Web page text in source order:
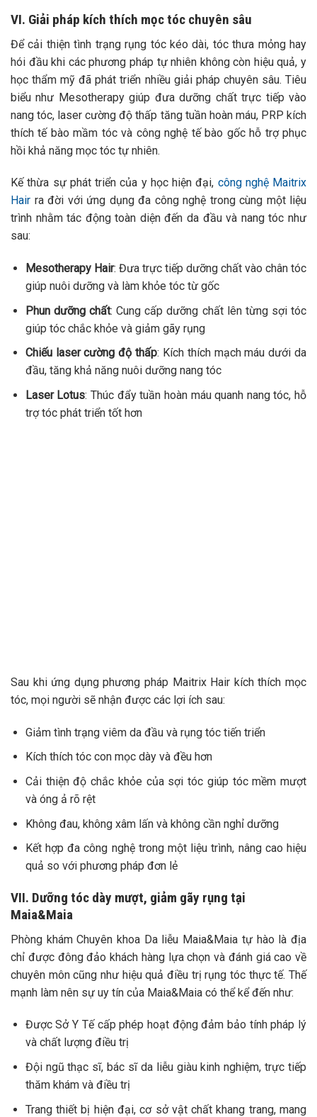
VI. Giải pháp kích thích mọc tóc chuyên sâu
Để cải thiện tình trạng rụng tóc kéo dài, tóc thưa mỏng hay
hói đầu khi các phương pháp tự nhiên không còn hiệu quả, y
học thẩm mỹ đã phát triển nhiều giải pháp chuyên sâu. Tiêu
biểu như Mesotherapy giúp đưa dưỡng chất trực tiếp vào
nang tóc, laser cường độ thấp tăng tuần hoàn máu, PRP kích
thích tế bào mầm tóc và công nghệ tế bào gốc hỗ trợ phục
hồi khả năng mọc tóc tự nhiên.
Kế thừa sự phát triển của y học hiện đại, công nghệ Maitrix
Hair ra đời với ứng dụng đa công nghệ trong cùng một liệu
trình nhằm tác động toàn diện đến da đầu và nang tóc như
sau:
Mesotherapy Hair: Đưa trực tiếp dưỡng chất vào chân tóc
giúp nuôi dưỡng và làm khỏe tóc từ gốc
Phun dưỡng chất: Cung cấp dưỡng chất lên từng sợi tóc
giúp tóc chắc khỏe và giảm gãy rụng
Chiếu laser cường độ thấp: Kích thích mạch máu dưới da
đầu, tăng khả năng nuôi dưỡng nang tóc
Laser Lotus: Thúc đẩy tuần hoàn máu quanh nang tóc, hỗ
trợ tóc phát triển tốt hơn
Sau khi ứng dụng phương pháp Maitrix Hair kích thích mọc
tóc, mọi người sẽ nhận được các lợi ích sau:
Giảm tình trạng viêm da đầu và rụng tóc tiến triển
Kích thích tóc con mọc dày và đều hơn
Cải thiện độ chắc khỏe của sợi tóc giúp tóc mềm mượt
và óng ả rõ rệt
Không đau, không xâm lấn và không cần nghỉ dưỡng
Kết hợp đa công nghệ trong một liệu trình, nâng cao hiệu
quả so với phương pháp đơn lẻ
VII. Dưỡng tóc dày mượt, giảm gãy rụng tại
Maia&Maia
Phòng khám Chuyên khoa Da liễu Maia&Maia tự hào là địa
chỉ được đông đảo khách hàng lựa chọn và đánh giá cao về
chuyên môn cũng như hiệu quả điều trị rụng tóc thực tế. Thế
mạnh làm nên sự uy tín của Maia&Maia có thể kể đến như:
Được Sở Y Tế cấp phép hoạt động đảm bảo tính pháp lý
và chất lượng điều trị
Đội ngũ thạc sĩ, bác sĩ da liễu giàu kinh nghiệm, trực tiếp
thăm khám và điều trị
Trang thiết bị hiện đại, cơ sở vật chất khang trang, mang